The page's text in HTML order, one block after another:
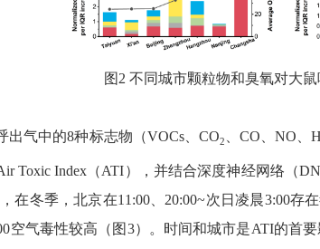
图 2 不同城市颗粒物和臭氧对大
出气中的8种标志物（VOCs、 CO2 CO NO 、
Toxic Index （ATI） ，并结合深度神经网络（
在冬季，北京在11:00、 20:00~次日凌晨3:00存
空气毒性较高 （图 3） 。 时间和城市是ATI的首要